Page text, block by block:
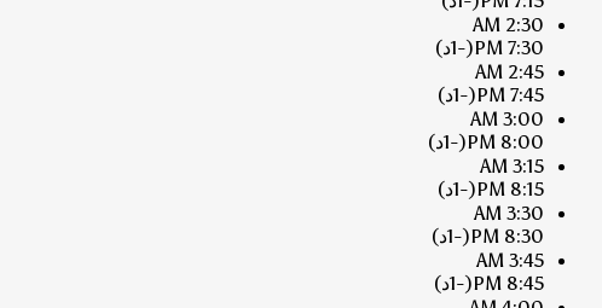
2:30 AM
7:30 PM
(-1د)
2:45 AM
7:45 PM
(-1د)
3:00 AM
8:00 PM
(-1د)
3:15 AM
8:15 PM
(-1د)
3:30 AM
8:30 PM
(-1د)
3:45 AM
8:45 PM
(-1د)